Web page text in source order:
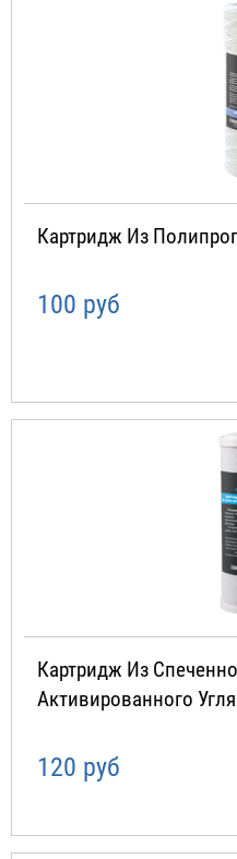
Картридж Из
100 руб
Картридж Из
Активированного Угля
120 руб